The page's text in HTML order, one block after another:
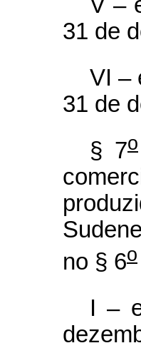
V –
31 de
VI –
31 de
§ 7o
no § 6o
I –